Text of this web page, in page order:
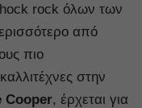
rock όλων των
από
πιο
στην
Cooper, έρχεται για